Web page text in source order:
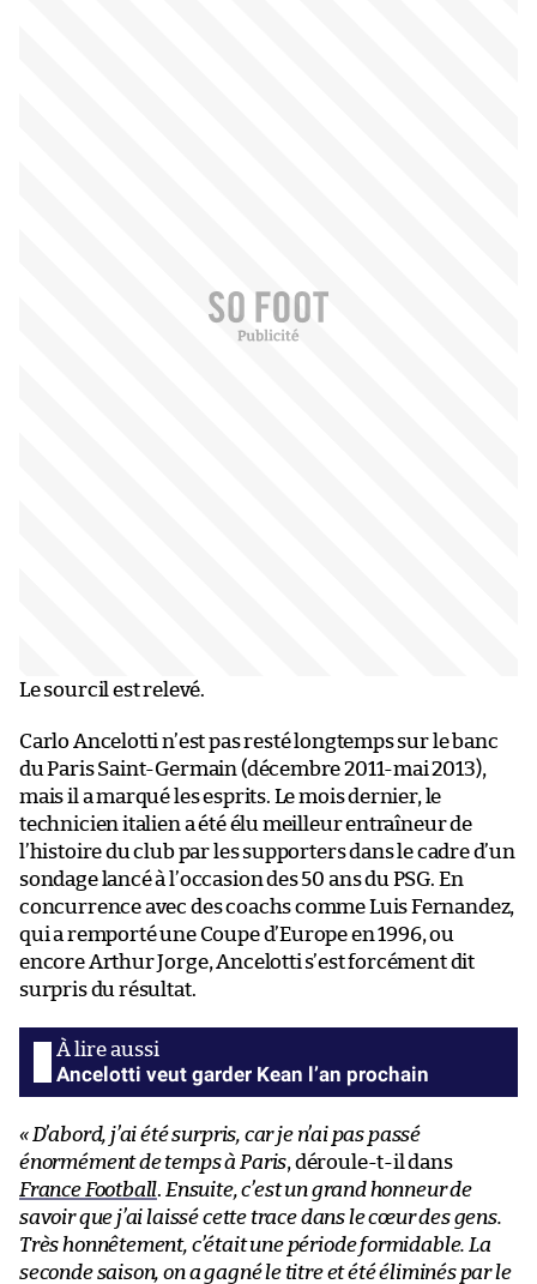
Le sourcil est relevé.
Carlo Ancelotti n’est pas resté longtemps sur le banc
du Paris Saint-Germain (décembre 2011-mai 2013),
mais il a marqué les esprits. Le mois dernier, le
technicien italien a été élu meilleur entraîneur de
l’histoire du club par les supporters dans le cadre d’un
sondage lancé à l’occasion des 50 ans du PSG. En
concurrence avec des coachs comme Luis Fernandez,
qui a remporté une Coupe d’Europe en 1996, ou
encore Arthur Jorge, Ancelotti s’est forcément dit
surpris du résultat.
Ancelotti veut garder Kean l’an prochain
« D’abord, j’ai été surpris, car je n’ai pas passé
énormément de temps à Paris, déroule-t-il dans
France Football. Ensuite, c’est un grand honneur de
savoir que j’ai laissé cette trace dans le cœur des gens.
Très honnêtement, c’était une période formidable. La
seconde saison, on a gagné le titre et été éliminés par le